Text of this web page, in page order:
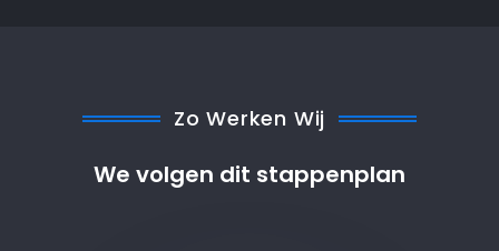
Zo Werken Wij
We volgen dit stappenplan